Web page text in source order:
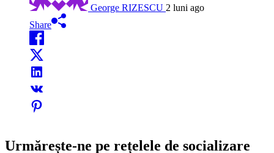
George RIZESCU 2 luni ago
Share
Urmărește-ne pe rețelele de socializare